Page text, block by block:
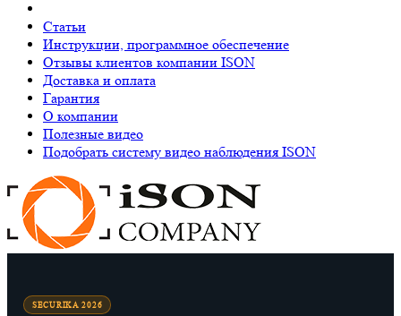
Статьи
Инструкции, программное обеспечение
Отзывы клиентов компании ISON
Доставка и оплата
Гарантия
О компании
Полезные видео
Подобрать систему видео наблюдения ISON
SECURIKA 2026